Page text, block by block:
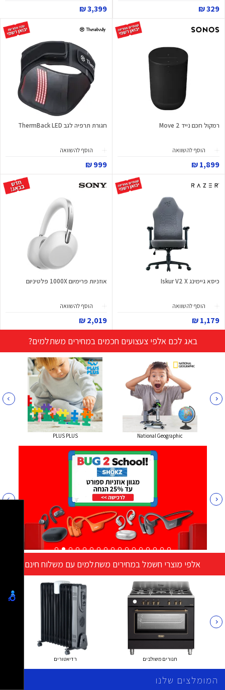
329 ₪
3,399 ₪
רמקול חכם נייד Move 2
הוסף להשוואה
1,899 ₪
חגורת תרפיה לגב ThermBack LED
הוסף להשוואה
999 ₪
כיסא גיימינג Iskur V2 X
הוסף להשוואה
1,179 ₪
אוזניות פרימיום 1000X פלטיניום
הוסף להשוואה
2,019 ₪
באג לכם אלפי צעצועים חכמים במחירים משתלמים?
PLUS PLUS National Geographic
אלפי מוצרי חשמל במחירים משתלמים עם משלוח חינם
רדיאטורים תנורים משולבים
המומלצים שלנו